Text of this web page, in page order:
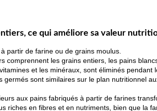
ce qui améliore sa valeur
partir de farine ou de grains moulus.
comprennent les grains entiers, les pains
et les minéraux, sont éliminés pendant
germés sont similaires sur le plan nutritionnel
aux pains fabriqués à partir de farines
riches en fibres et en nutriments, bien que la